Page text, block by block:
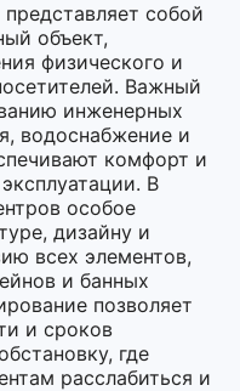
собой
объект,
физического и
Важный
инженерных
водоснабжение и
комфорт и
В
особое
дизайну и
всех элементов,
и банных
позволяет
и сроков
где
расслабиться и